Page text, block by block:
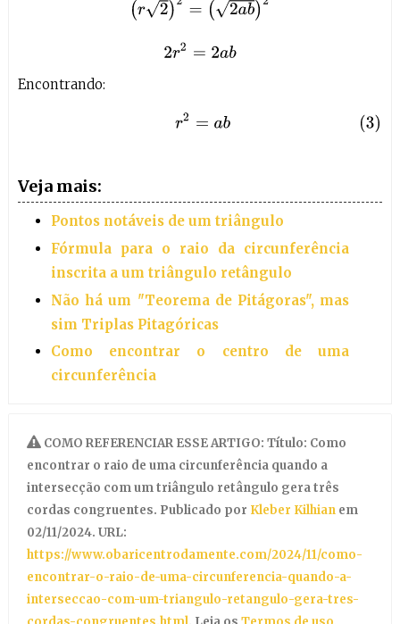
(r2 2=(2 2 r2=2ab
Encontrando:
(3) 2= ab
Veja mais:
Pontos notáveis de um triângulo
Fórmula para o raio da circunferência
inscrita a um triângulo retângulo
Não há um "Teorema de Pitágoras", mas
sim Triplas Pitagóricas
Como encontrar o centro de uma
circunferência
COMO REFERENCIAR ESSE ARTIGO: Título: Como
encontrar o raio de uma circunferência quando a
intersecção com um triângulo retângulo gera três
cordas congruentes. Publicado por Kleber Kilhian em
02/11/2024. URL:
https://www.obaricentrodamente.com/2024/11/como-
encontrar-o-raio-de-uma-circunferencia-quando-a-
interseccao-com-um-triangulo-retangulo-gera-tres-